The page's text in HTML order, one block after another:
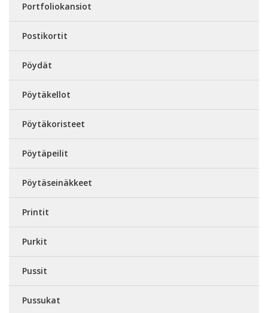
Portfoliokansiot
Postikortit
Pöydät
Pöytäkellot
Pöytäkoristeet
Pöytäpeilit
Pöytäseinäkkeet
Printit
Purkit
Pussit
Pussukat